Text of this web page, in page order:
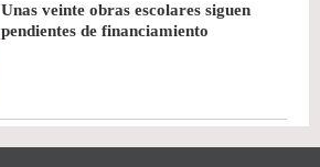
Unas veinte obras escolares siguen
pendientes de financiamiento